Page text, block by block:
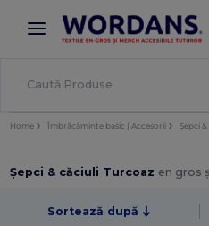
× Aplicația Wordans
Prețuri mai bune în
Home Îmbrăcăminte basic | Accesorii Șepci &
Șepci & căciuli Turcoaz en gros
Sortează după